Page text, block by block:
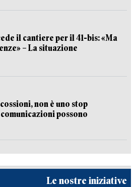
il cantiere per il 41-bis: «Ma
– La situazione
non è uno stop
possono
Le nostre iniziative